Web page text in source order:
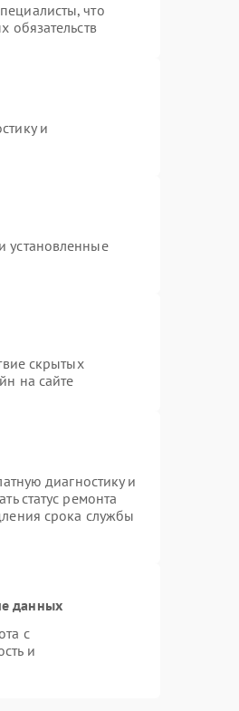
что
обязательств
и
установленные
скрытых
на сайте
диагностику и
статус ремонта
срока службы
данных
с
и